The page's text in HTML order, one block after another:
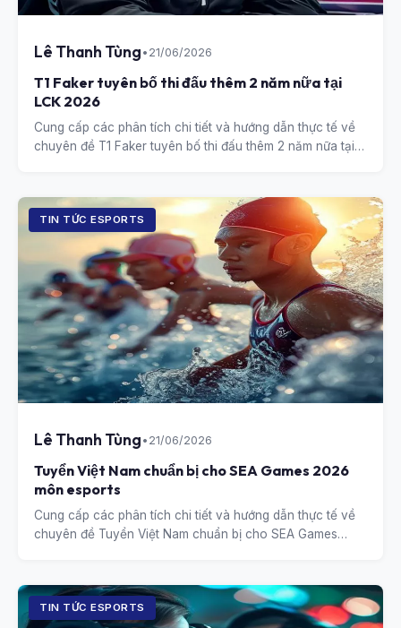
Lê Thanh Tùng • 21/06/2026
T1 Faker tuyên bố thi đấu thêm 2 năm nữa tại
LCK 2026
Cung cấp các phân tích chi tiết và hướng dẫn thực tế về
chuyên đề T1 Faker tuyên bố thi đấu thêm 2 năm nữa tại
TIN TỨC ESPORTS
Lê Thanh Tùng • 21/06/2026
Tuyển Việt Nam chuẩn bị cho SEA Games 2026
môn esports
Cung cấp các phân tích chi tiết và hướng dẫn thực tế về
chuyên đề Tuyển Việt Nam chuẩn bị cho SEA Games
TIN TỨC ESPORTS